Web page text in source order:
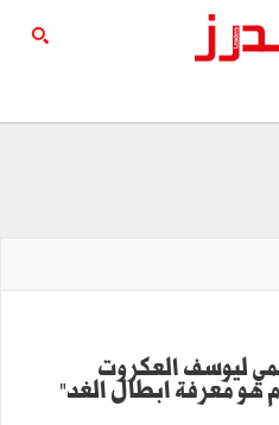
ليوسف العكروت
هو معرفة ابطال الغد"